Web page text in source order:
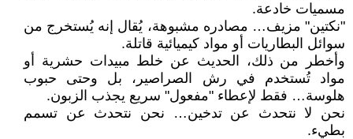
مسميات خادعة.
"نكتين" مزيف… مصادره مشبوهة، يُقال إنه يُستخرج من
سوائل البطاريات أو مواد كيميائية قاتلة.
وأخطر من ذلك، الحديث عن خلط مبيدات حشرية أو
مواد تُستخدم في رش الصراصير، بل وحتى حبوب
هلوسة… فقط لإعطاء "مفعول" سريع يجذب الزبون.
نحن لا نتحدث عن تدخين… نحن نتحدث عن تسمم
بطيء.